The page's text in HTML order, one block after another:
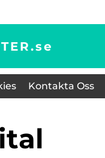
se
Kontakta Oss